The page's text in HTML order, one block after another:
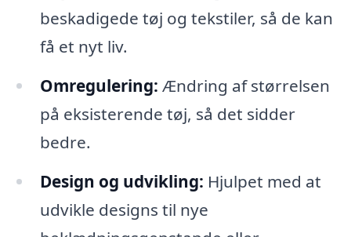
beskadigede tøj og tekstiler, så de kan
få et nyt liv.
Omregulering: Ændring af størrelsen
på eksisterende tøj, så det sidder
bedre.
Design og udvikling: Hjulpet med at
udvikle designs til nye